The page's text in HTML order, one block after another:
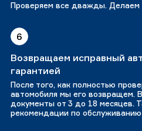
Проверяем все дважды. Делаем
6
Возвращаем исправный
гарантией
После того, как полностью
автомобиля мы его возвращем.
документы от 3 до 18 месяцев.
рекомендации по обслуживанию